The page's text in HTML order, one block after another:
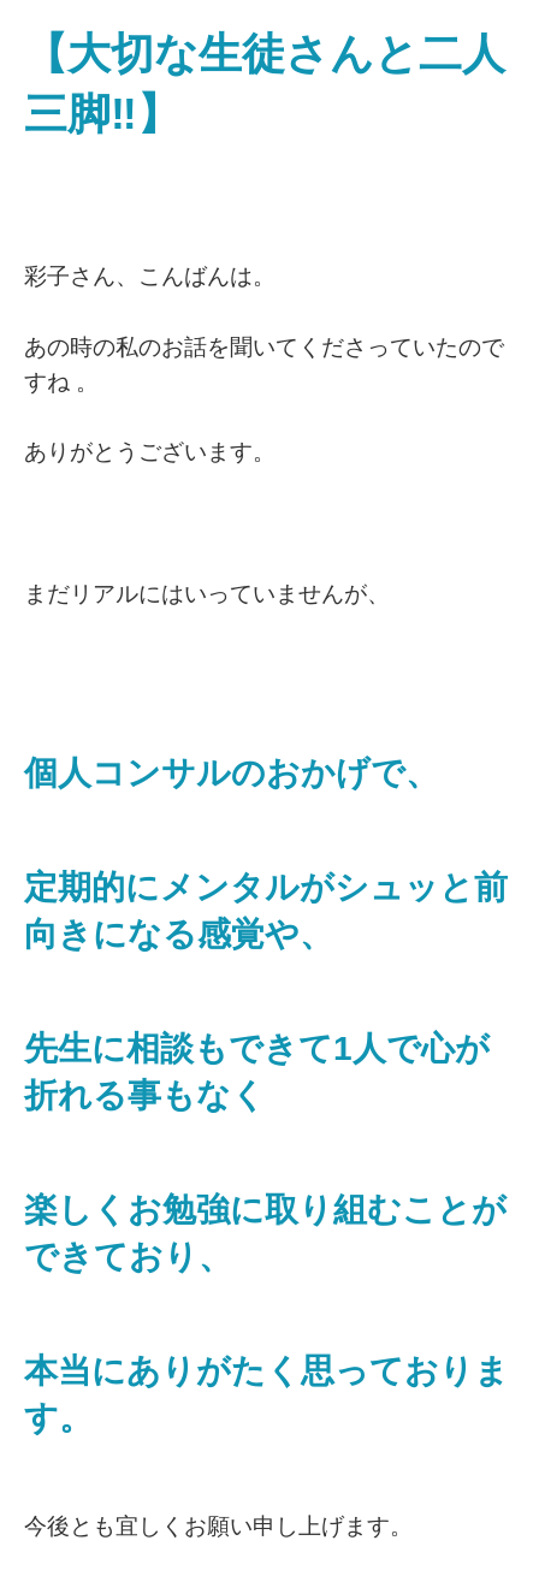
【大切な生徒さんと二人
三脚‼】
彩子さん、こんばんは。
あの時の私のお話を聞いてくださっていたので
すね 。
ありがとうございます。
まだリアルにはいっていませんが、
個人コンサルのおかげで、
定期的にメンタルがシュッと前
向きになる感覚や、
先生に相談もできて1人で心が
折れる事もなく
楽しくお勉強に取り組むことが
できており、
本当にありがたく思っておりま
す。
今後とも宜しくお願い申し上げます。